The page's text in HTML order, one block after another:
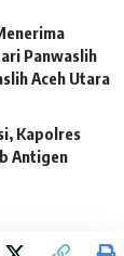
Panwaslih
Aceh Utara
Kapolres
Antigen